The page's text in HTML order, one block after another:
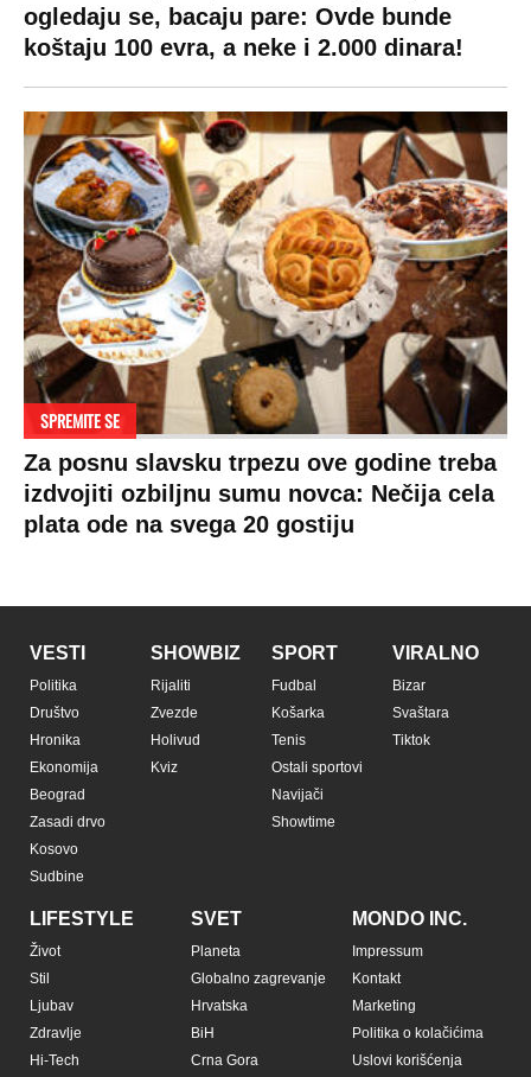
ogledaju se, bacaju pare: Ovde bunde
koštaju 100 evra, a neke i 2.000 dinara!
SPREMITE SE
Za posnu slavsku trpezu ove godine treba
izdvojiti ozbiljnu sumu novca: Nečija cela
plata ode na svega 20 gostiju
VESTI
Politika
Društvo
Hronika
Ekonomija
Beograd
Zasadi drvo
Kosovo
Sudbine
SHOWBIZ
Rijaliti
Zvezde
Holivud
Kviz
SPORT
Fudbal
Košarka
Tenis
Ostali sportovi
Navijači
Showtime
VIRALNO
Bizar
Svaštara
Tiktok
LIFESTYLE
Život
Stil
Ljubav
Zdravlje
Hi-Tech
SVET
Planeta
Globalno zagrevanje
Hrvatska
BiH
Crna Gora
MONDO INC.
Impressum
Kontakt
Marketing
Politika o kolačićima
Uslovi korišćenja